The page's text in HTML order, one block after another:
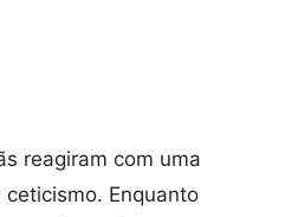
reagiram com uma
Enquanto